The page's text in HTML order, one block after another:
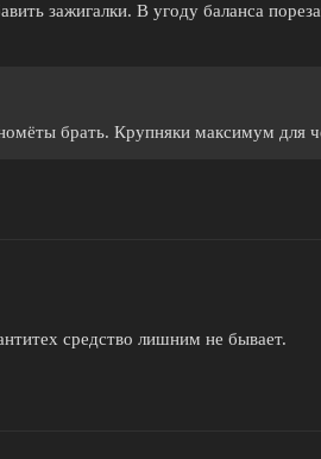
зажигалки. В угоду баланса
брать. Крупняки максимум для
средство лишним не бывает.